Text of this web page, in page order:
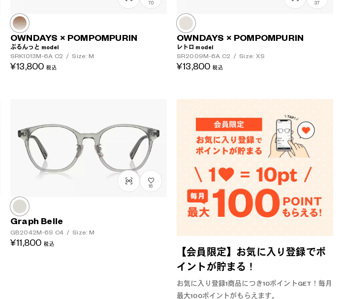
【会員限定】お気に入り登録でポ
イントが貯まる！
お気に入り登録1商品につき10ポイントGET！毎月
最大100ポイントがもらえます。
70
OWNDAYS × POMPOMPURIN
ぷるんっと model
SRK1013M-6A C2 / Size: M
¥13,800 税込
37
OWNDAYS × POMPOMPURIN
レトロ model
SR2009M-6A C2 / Size: XS
¥13,800 税込
16
Graph Belle
GB2042M-6S C4 / Size: M
¥11,800 税込